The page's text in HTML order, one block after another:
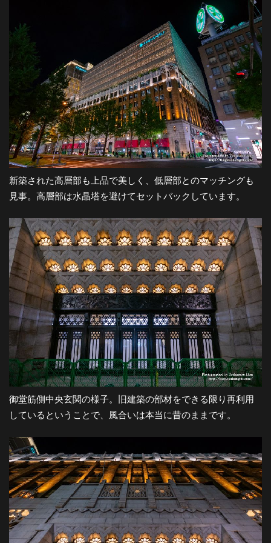
都
市
風
景
探
訪-
新築された高層部も上品で美しく、低層部とのマッチングも
見事。高層部は水晶塔を避けてセットバックしています。
御堂筋側中央玄関の様子。旧建築の部材をできる限り再利用
しているということで、風合いは本当に昔のままです。